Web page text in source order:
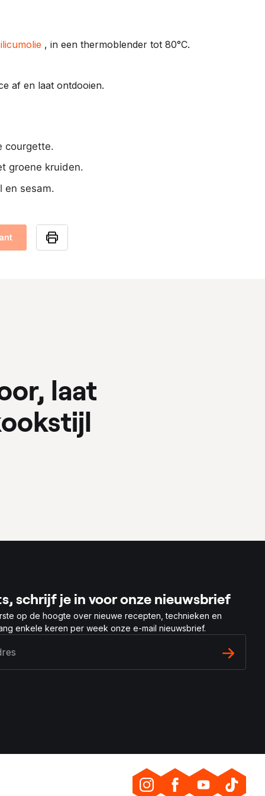
, in een thermoblender tot 80°C.
af en laat ontdooien.
courgette.
groene kruiden.
en sesam.
laat
schrijf je in voor onze nieuwsbrief
op de hoogte over nieuwe recepten, technieken en
enkele keren per week onze e-mail nieuwsbrief.